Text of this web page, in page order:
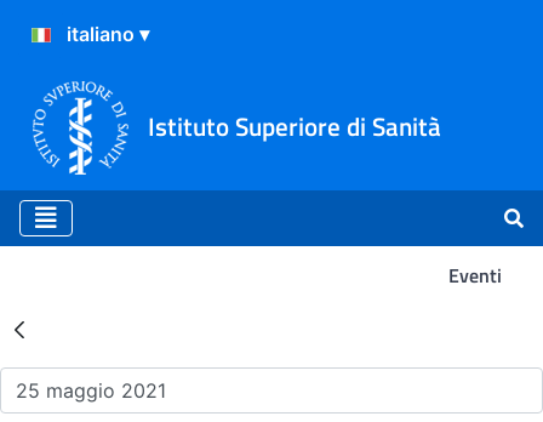
Istituto Superiore di Sanità
Eventi
Risultati della Ricerca -